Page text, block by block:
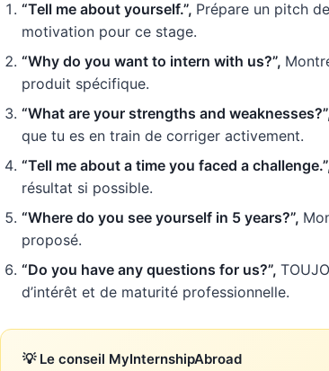
“Tell me about yourself.”, Prépare un pitch
motivation pour ce stage.
“Why do you want to intern with us?”,
produit spécifique.
“What are your strengths and
que tu es en train de corriger activement.
“Tell me about a time you faced a
résultat si possible.
“Where do you see yourself in 5 years?”,
proposé.
“Do you have any questions for us?”,
d’intérêt et de maturité professionnelle.
💡 Le conseil MyInternshipAbroad